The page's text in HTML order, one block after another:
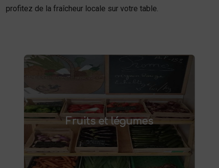
profitez de la fraîcheur locale sur votre table.
Fruits et légumes
Fruits et légumes
Achetez des
fruits et légumes frais à Saint-
Saulve
et savourez des produits de saison,
cultivés localement. Goûtez la différence :
des produits sains et respectueux de
l'environnement. Vente directe à la ferme ou
livraison à domicile.